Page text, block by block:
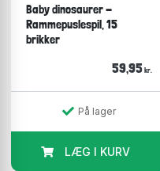
Baby dinosaurer -
Rammepuslespil, 15
brikker
59,95 kr.
På lager
LÆG I KURV